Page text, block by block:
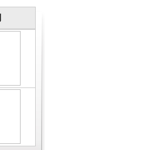
应用情况
发展优势
特种塑料
成型工艺